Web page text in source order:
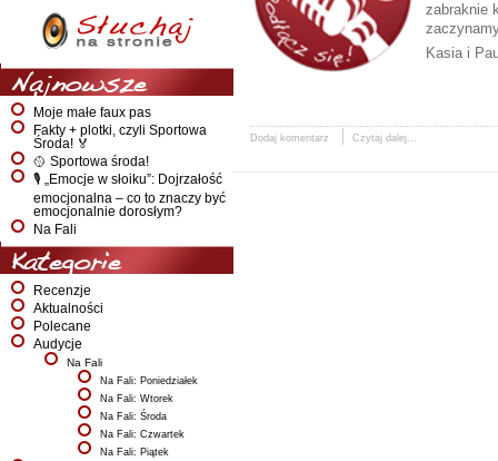
Najnowsze
Moje małe faux pas
Fakty + plotki, czyli Sportowa
Środa! 🏅
🥎 Sportowa środa!
🎙️ „Emocje w słoiku”: Dojrzałość
emocjonalna – co to znaczy być
emocjonalnie dorosłym?
Na Fali
Kategorie
Recenzje
Aktualności
Polecane
Audycje
Na Fali
Na Fali: Poniedziałek
Na Fali: Wtorek
Na Fali: Środa
Na Fali: Czwartek
Na Fali: Piątek
zabraknie
Kasia i
Dodaj komentarz Czytaj dalej...